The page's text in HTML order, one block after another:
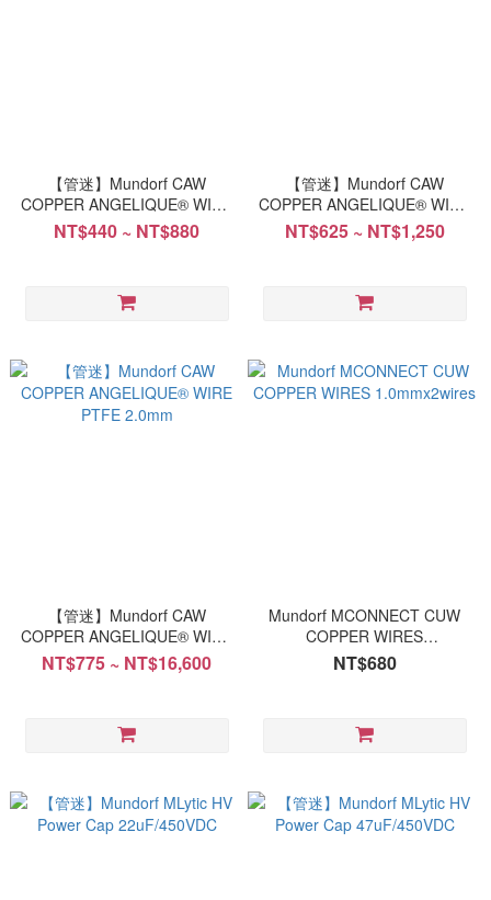
【管迷】Mundorf CAW
COPPER ANGELIQUE® WIRE
PTFE 1.0mm
NT$440 ~ NT$880
【管迷】Mundorf CAW
COPPER ANGELIQUE® WIRE
PTFE 1.5mm
NT$625 ~ NT$1,250
【管迷】Mundorf CAW
COPPER ANGELIQUE® WIRE
PTFE 2.0mm
NT$775 ~ NT$16,600
Mundorf MCONNECT CUW
COPPER WIRES
1.0mmx2wires
NT$680